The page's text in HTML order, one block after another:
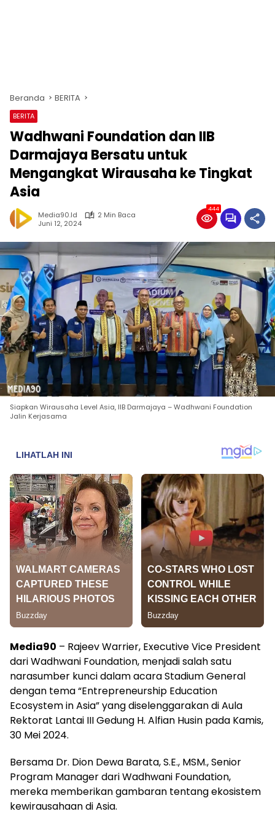
Beranda BERITA
BERITA
Wadhwani Foundation dan IIB
Darmajaya Bersatu untuk
Mengangkat Wirausaha ke Tingkat
Asia
Media90.id
2 Min Baca
Juni 12, 2024
444
Siapkan Wirausaha Level Asia, IIB Darmajaya – Wadhwani Foundation
Jalin Kerjasama
Media90 – Rajeev Warrier, Executive Vice President
dari Wadhwani Foundation, menjadi salah satu
narasumber kunci dalam acara Stadium General
dengan tema “Entrepreneurship Education
Ecosystem in Asia” yang diselenggarakan di Aula
Rektorat Lantai III Gedung H. Alfian Husin pada Kamis,
30 Mei 2024.
Bersama Dr. Dion Dewa Barata, S.E., MSM., Senior
Program Manager dari Wadhwani Foundation,
mereka memberikan gambaran tentang ekosistem
kewirausahaan di Asia.